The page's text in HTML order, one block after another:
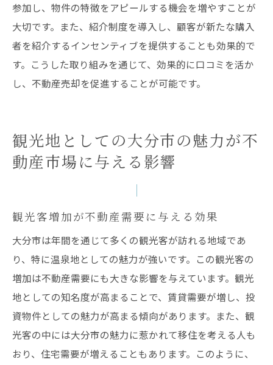
参加し、物件の特徴をアピールする機会を増やすことが
大切です。また、紹介制度を導入し、顧客が新たな購入
者を紹介するインセンティブを提供することも効果的で
す。こうした取り組みを通じて、効果的に口コミを活か
し、不動産売却を促進することが可能です。
観光地としての大分市の魅力が不
動産市場に与える影響
観光客増加が不動産需要に与える効果
大分市は年間を通じて多くの観光客が訪れる地域であ
り、特に温泉地としての魅力が強いです。この観光客の
増加は不動産需要にも大きな影響を与えています。観光
地としての知名度が高まることで、賃貸需要が増し、投
資物件としての魅力が高まる傾向があります。また、観
光客の中には大分市の魅力に惹かれて移住を考える人も
おり、住宅需要が増えることもあります。このように、